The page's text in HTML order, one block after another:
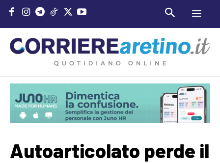
Autoarticolato perde il